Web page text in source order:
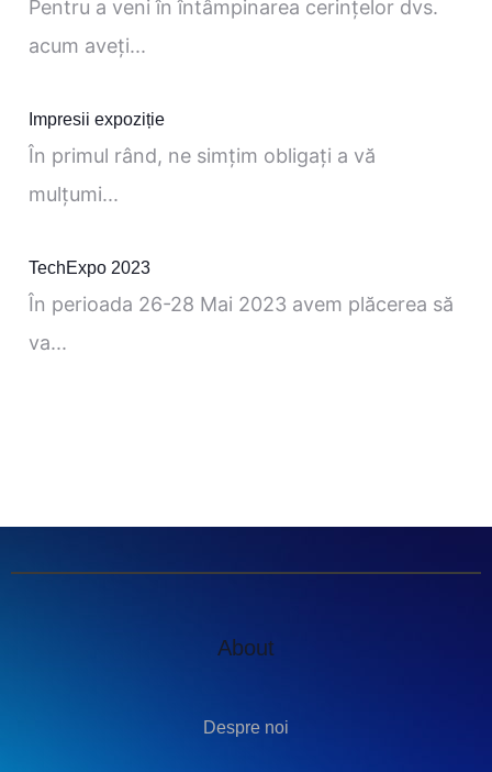
Pentru a veni în întâmpinarea cerinţelor dvs.
acum aveţi...
Impresii expoziție
În primul rând, ne simţim obligaţi a vă
mulţumi...
TechExpo 2023
În perioada 26-28 Mai 2023 avem plăcerea să
va...
About
Despre noi